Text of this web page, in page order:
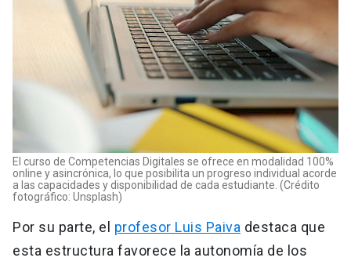
El curso de Competencias Digitales se ofrece en modalidad 100%
online y asincrónica, lo que posibilita un progreso individual acorde
a las capacidades y disponibilidad de cada estudiante. (Crédito
fotográfico: Unsplash)
Por su parte, el profesor Luis Paiva destaca que
esta estructura favorece la autonomía de los